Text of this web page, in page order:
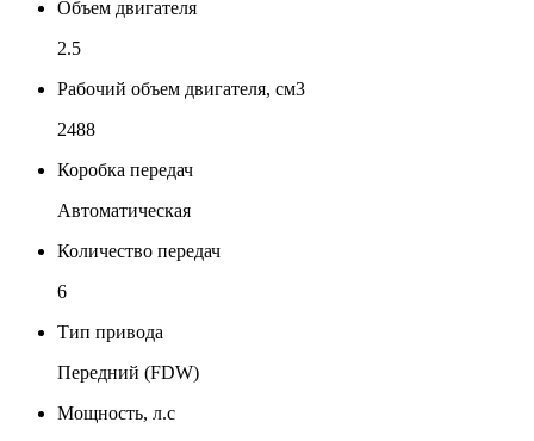
Объем двигателя
2.5
Рабочий объем двигателя, см3
2488
Коробка передач
Автоматическая
Количество передач
6
Тип привода
Передний (FDW)
Мощность, л.с